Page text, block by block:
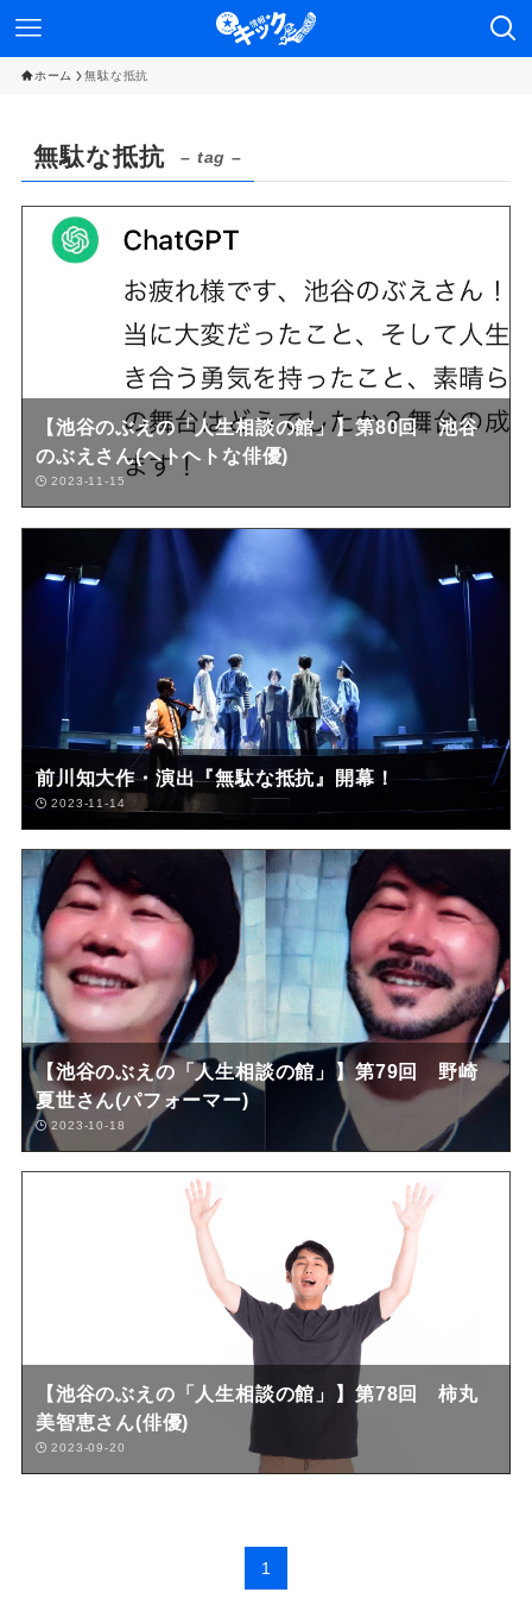
ホーム 無駄な抵抗
無駄な抵抗 – tag –
【池谷のぶえの「人生相談の館」】第80回 池谷
のぶえさん(ヘトヘトな俳優)
2023-11-15
前川知大作・演出『無駄な抵抗』開幕！
2023-11-14
【池谷のぶえの「人生相談の館」】第79回 野崎
夏世さん(パフォーマー)
2023-10-18
【池谷のぶえの「人生相談の館」】第78回 柿丸
美智恵さん(俳優)
2023-09-20
1